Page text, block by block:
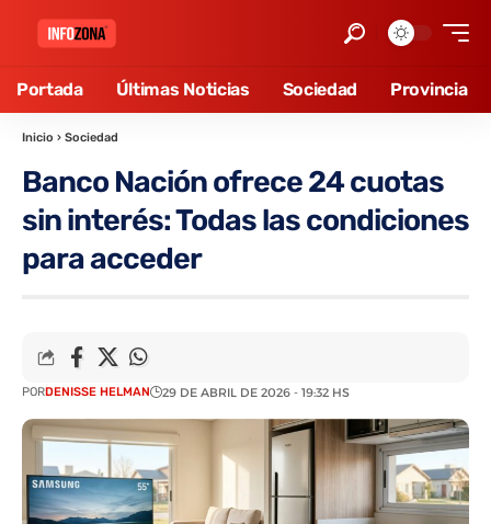
Portada Últimas Noticias Sociedad Provincia
Inicio › Sociedad
Banco Nación ofrece 24 cuotas
sin interés: Todas las condiciones
para acceder
PORDENISSE HELMAN 29 DE ABRIL DE 2026 - 19:32 HS